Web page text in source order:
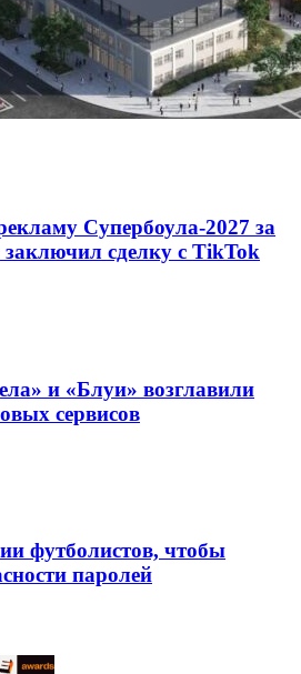
Супербоула-2027 за
сделку с TikTok
и «Блуи» возглавили
сервисов
футболистов, чтобы
паролей